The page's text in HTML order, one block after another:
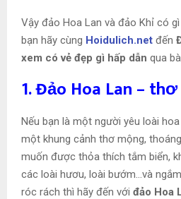
Vậy đảo Hoa Lan và đảo Khỉ có
bạn hãy cùng Hoidulich.net đến
xem có vẻ đẹp gì hấp dẫn qua
1. Đảo Hoa Lan –
Nếu bạn là một người yêu loài
một khung cảnh thơ mộng,
muốn được thỏa thích tắm biển,
các loài hươu, loài bướm…và
róc rách thì hãy đến với đảo Hoa